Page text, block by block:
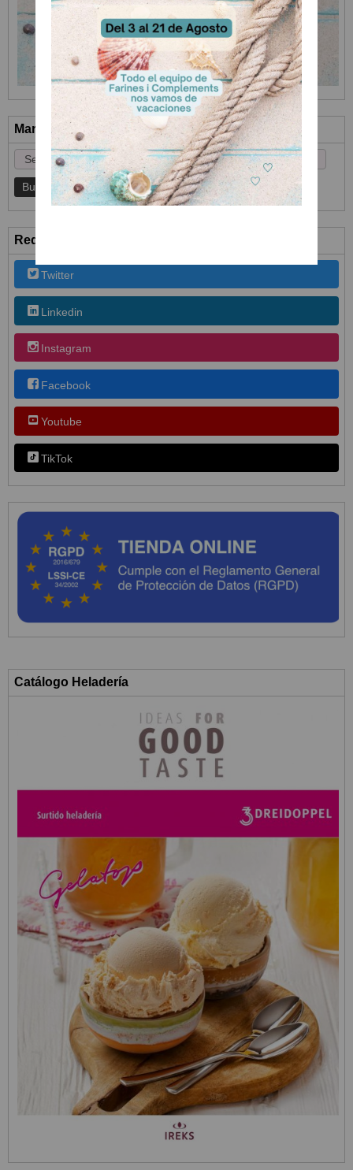
Marcas
Redes Sociales
Twitter
Linkedin
Instagram
Facebook
Youtube
TikTok
Catálogo Heladería